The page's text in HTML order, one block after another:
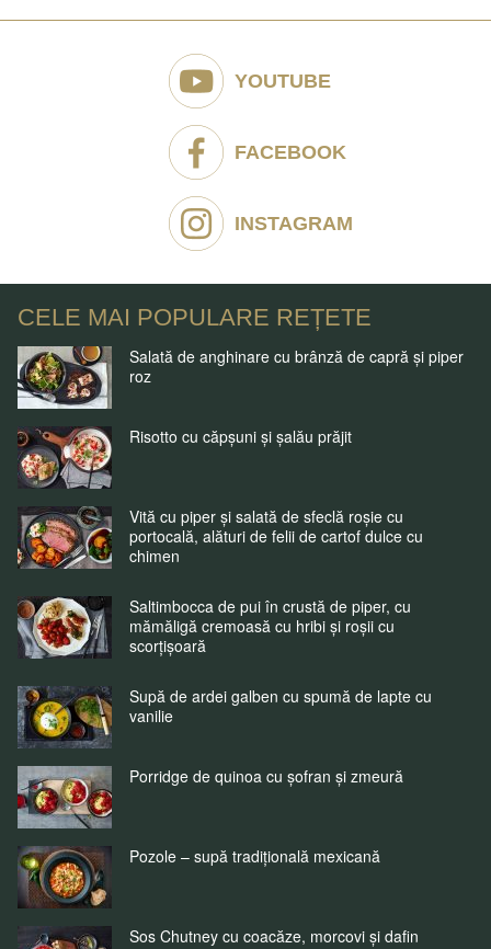
YOUTUBE
FACEBOOK
INSTAGRAM
CELE MAI POPULARE REȚETE
Salată de anghinare cu brânză de capră și piper
roz
Risotto cu căpșuni și șalău prăjit
Vită cu piper și salată de sfeclă roșie cu
portocală, alături de felii de cartof dulce cu
chimen
Saltimbocca de pui în crustă de piper, cu
mămăligă cremoasă cu hribi și roșii cu
scorțișoară
Supă de ardei galben cu spumă de lapte cu
vanilie
Porridge de quinoa cu șofran și zmeură
Pozole – supă tradițională mexicană
Sos Chutney cu coacăze, morcovi și dafin